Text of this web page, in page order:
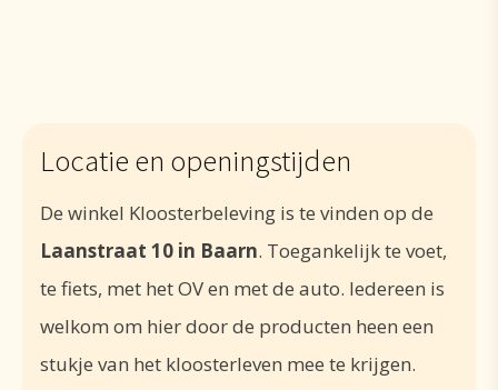
Locatie en openingstijden
De winkel Kloosterbeleving is te vinden op de
Laanstraat 10 in Baarn. Toegankelijk te voet,
te fiets, met het OV en met de auto. Iedereen is
welkom om hier door de producten heen een
stukje van het kloosterleven mee te krijgen.